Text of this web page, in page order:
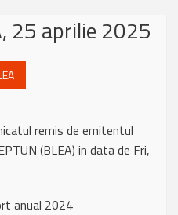
25 aprilie 2025
remis de emitentul
(BLEA) in data de Fri,
anual 2024